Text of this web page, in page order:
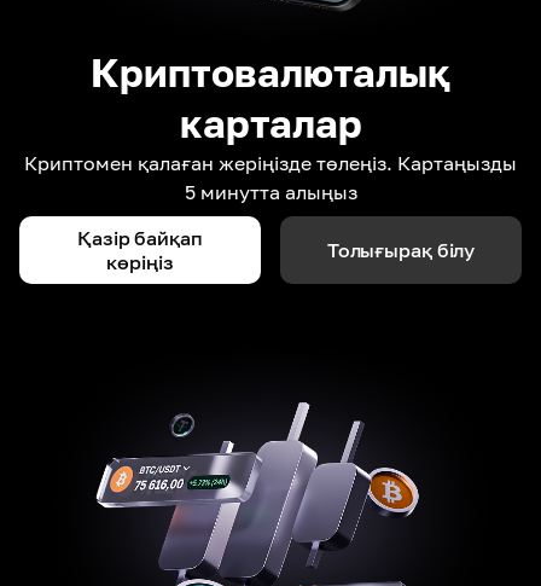
Криптовалюталық
карталар
Криптомен қалаған жеріңізде төлеңіз. Картаңызды
5 минутта алыңыз
Қазір байқап
көріңіз
Толығырақ білу